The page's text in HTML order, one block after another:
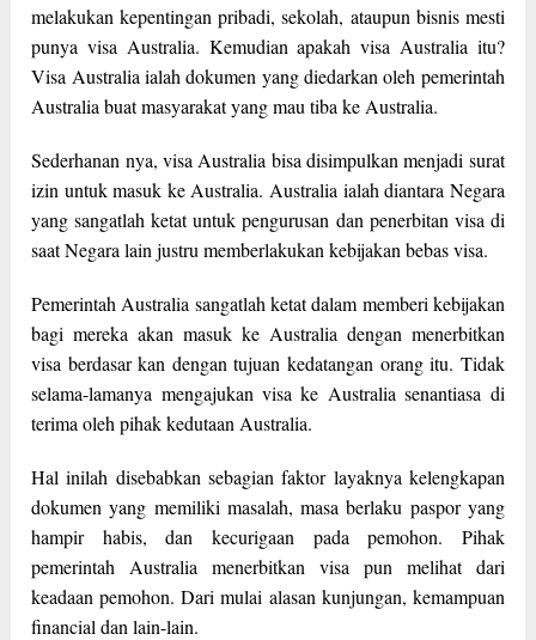
melakukan kepentingan pribadi, sekolah, ataupun bisnis mesti
punya visa Australia. Kemudian apakah visa Australia itu?
Visa Australia ialah dokumen yang diedarkan oleh pemerintah
Australia buat masyarakat yang mau tiba ke Australia.
Sederhanan nya, visa Australia bisa disimpulkan menjadi surat
izin untuk masuk ke Australia. Australia ialah diantara Negara
yang sangatlah ketat untuk pengurusan dan penerbitan visa di
saat Negara lain justru memberlakukan kebijakan bebas visa.
Pemerintah Australia sangatlah ketat dalam memberi kebijakan
bagi mereka akan masuk ke Australia dengan menerbitkan
visa berdasar kan dengan tujuan kedatangan orang itu. Tidak
selama-lamanya mengajukan visa ke Australia senantiasa di
terima oleh pihak kedutaan Australia.
Hal inilah disebabkan sebagian faktor layaknya kelengkapan
dokumen yang memiliki masalah, masa berlaku paspor yang
hampir habis, dan kecurigaan pada pemohon. Pihak
pemerintah Australia menerbitkan visa pun melihat dari
keadaan pemohon. Dari mulai alasan kunjungan, kemampuan
financial dan lain-lain.